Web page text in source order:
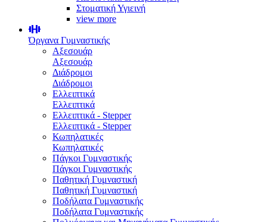
Στοματική Υγιεινή
view more
Όργανα Γυμναστικής
Αξεσουάρ
Αξεσουάρ
Διάδρομοι
Διάδρομοι
Ελλειπτικά
Ελλειπτικά
Ελλειπτικά - Stepper
Ελλειπτικά - Stepper
Κωπηλατικές
Κωπηλατικές
Πάγκοι Γυμναστικής
Πάγκοι Γυμναστικής
Παθητική Γυμναστική
Παθητική Γυμναστική
Ποδήλατα Γυμναστικής
Ποδήλατα Γυμναστικής